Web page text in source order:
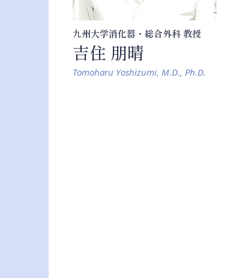
九州大学消化器・総合外科 教授
吉住 朋晴
Tomoharu Yoshizumi, M.D., Ph.D.